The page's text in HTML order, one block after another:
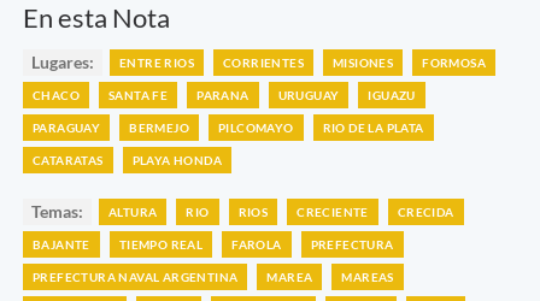
En esta Nota
Lugares: ENTRE RIOS CORRIENTES MISIONES FORMOSA
CHACO SANTA FE PARANA URUGUAY IGUAZU
PARAGUAY BERMEJO PILCOMAYO RIO DE LA PLATA
CATARATAS PLAYA HONDA
Temas: ALTURA RIO RIOS CRECIENTE CRECIDA
BAJANTE TIEMPO REAL FAROLA PREFECTURA
PREFECTURA NAVAL ARGENTINA MAREA MAREAS